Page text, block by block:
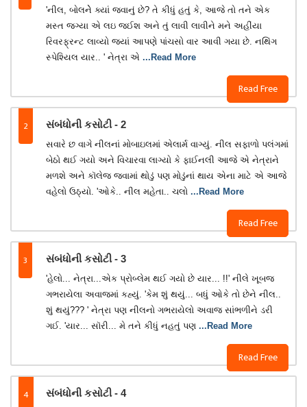
Read Free
'નીલ, બોલનેે ક્યાં જવાનું છે? તે કીધું હતું કે, આજે તો તને એક
મસ્ત જગ્યા એ લઇ જઈશ અને તું લાવી લાવીને મને અહીંયા
રિવરફ્રન્ટ લાવ્યો જ્યાં આપણે પાંચસો વાર આવી ગયા છે. નથિંગ
સ્પેશ્યિલ યાર.. ' નેત્રા એ ...Read More
2 સંબંધોની કસોટી - 2
Read Free
સવારે છ વાગે નીલનાં મોબાઇલમાં એલાર્મ વાગ્યું. નીલ સફાળો પલંગમાં
બેઠો થઈ ગયો અને વિચારવા લાગ્યો કે ફાઈનલી આજે એ નેત્રાને
મળશે અને કૉલેજ જવામાં થોડું પણ મોડુંનાં થાય એના માટે એ આજે
વહેલો ઉઠ્યો. 'ઓકે.. નીલ મહેતા.. ચલો ...Read More
3 સંબંધોની કસોટી - 3
Read Free
'હેલો... નેત્રા...એક પ્રોબ્લેમ થઈ ગયો છે યાર... !!' નીલે ખૂબજ
ગભરાયેલા અવાજમાં કહ્યું. 'કેમ શું થયું... બધું ઓકે તો છેને નીલ..
શું થયું??? ' નેત્રા પણ નીલનો ગભરાયેલો અવાજ સાંભળીને ડરી
ગઈ. 'યાર... સૉરી... મે તને કીધું નહતું પણ ...Read More
4 સંબંધોની કસોટી - 4